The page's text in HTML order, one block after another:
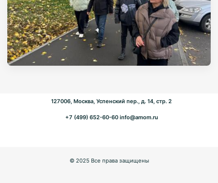
127006, Москва, Успенский пер., д. 14, стр. 2
+7 (499) 652-60-60 info@amom.ru
© 2025 Все права защищены